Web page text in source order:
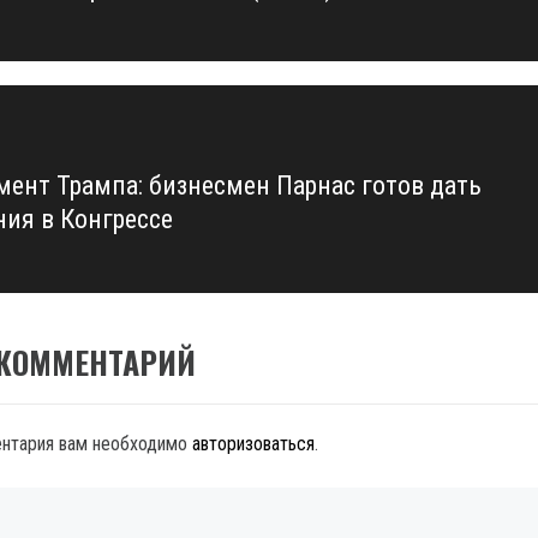
Трампа: бизнесмен Парнас готов дать
в Конгрессе
вам необходимо авторизоваться.